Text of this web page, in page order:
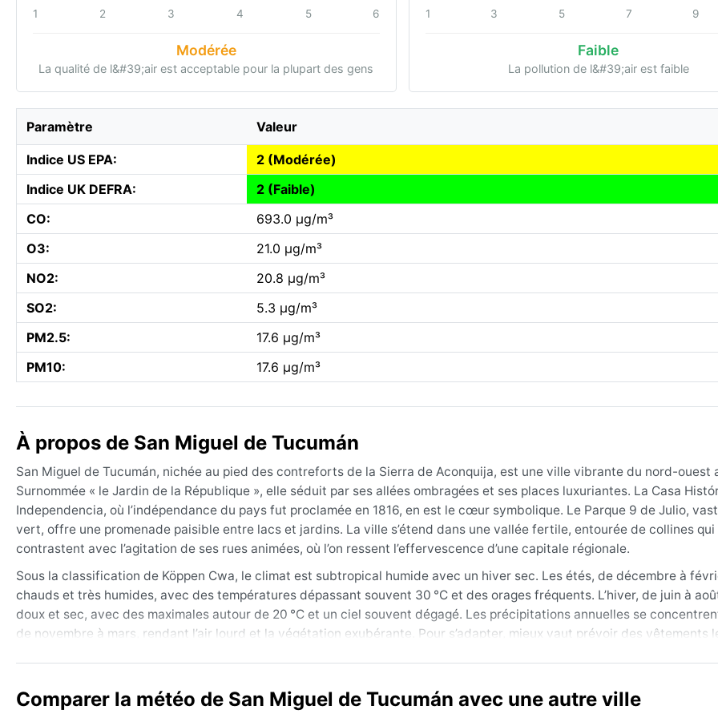
1 2 3 4 5 6
Modérée
La qualité de l&#39;air est acceptable pour la plupart des gens
1 3 5 7 9
Faible
La pollution de l&#39;air est faible
Paramètre Valeur
Indice US EPA:
2 (Modérée)
Indice UK DEFRA:
2 (Faible)
CO:
693.0 µg/m³
O3:
21.0 µg/m³
NO2:
20.8 µg/m³
SO2:
5.3 µg/m³
PM2.5:
17.6 µg/m³
PM10:
17.6 µg/m³
À propos de San Miguel de Tucumán
San Miguel de Tucumán, nichée au pied des contreforts de la Sierra de Aconquija, est une ville vibrante du nord-ouest
Surnommée « le Jardin de la République », elle séduit par ses allées ombragées et ses places luxuriantes. La Casa
Independencia, où l’indépendance du pays fut proclamée en 1816, en est le cœur symbolique. Le Parque 9 de Julio,
vert, offre une promenade paisible entre lacs et jardins. La ville s’étend dans une vallée fertile, entourée de collines qui
contrastent avec l’agitation de ses rues animées, où l’on ressent l’effervescence d’une capitale régionale.
Sous la classification de Köppen Cwa, le climat est subtropical humide avec un hiver sec. Les étés, de décembre à
chauds et très humides, avec des températures dépassant souvent 30 °C et des orages fréquents. L’hiver, de juin à
doux et sec, avec des maximales autour de 20 °C et un ciel souvent dégagé. Les précipitations annuelles se
de novembre à mars, rendant l’air lourd et la végétation exubérante. Pour s’adapter, mieux vaut prévoir des vêtements
(mars-mai), quand les températures sont agréables et les pluies moins fréquentes. Un phénomène notable est le vent
Comparer la météo de San Miguel de Tucumán avec une autre ville